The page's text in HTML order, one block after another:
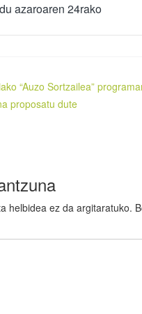
azaroaren 24rako
“Auzo Sortzailea”
proposatu dute
helbidea ez da argitaratuko.